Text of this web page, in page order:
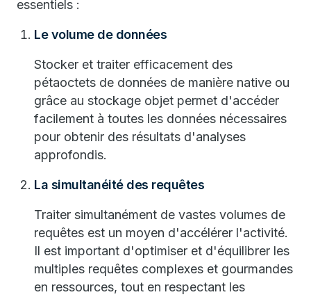
essentiels :
Le volume de données
Stocker et traiter efficacement des
pétaoctets de données de manière native ou
grâce au stockage objet permet d'accéder
facilement à toutes les données nécessaires
pour obtenir des résultats d'analyses
approfondis.
La simultanéité des requêtes
Traiter simultanément de vastes volumes de
requêtes est un moyen d'accélérer l'activité.
Il est important d'optimiser et d'équilibrer les
multiples requêtes complexes et gourmandes
en ressources, tout en respectant les